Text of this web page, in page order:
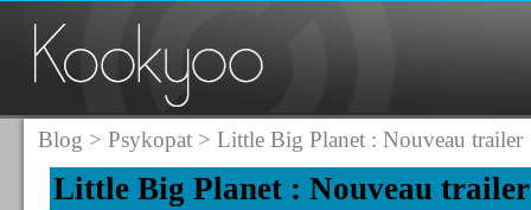
Blog > Psykopat> Little Big Planet : Nouveau trailer
Little Big Planet : Nouveau trailer